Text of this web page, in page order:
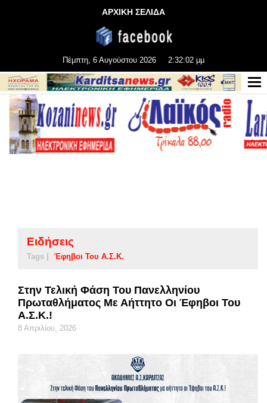
ΑΡΧΙΚΗ ΣΕΛΙΔΑ
Πέμπτη, 6 Αυγούστου 2026 2:32:03 μμ
Ειδήσεις
Tags | Έφηβοι Του Α.Σ.Κ.
Στην Τελική Φάση Του Πανελληνίου
Πρωταθλήματος Με Αήττητο Οι Έφηβοι Του
Α.Σ.Κ.!
8 Απριλίου, 2026